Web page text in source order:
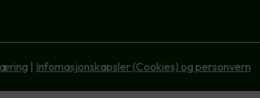
| Infomasjonskapsler (Cookies) og personvern